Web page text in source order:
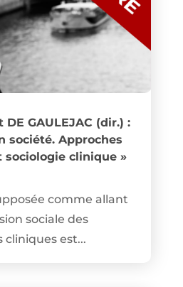
DE GAULEJAC (dir.) :
société. Approches
sociologie clinique »
comme allant
sociale des
est...